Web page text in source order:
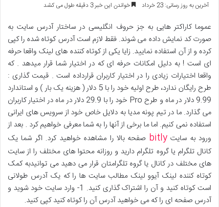
آخرین به روز رسانی: 23 خرداد خواندن این خبر 3 دقیقه طول می کشد
عموما کاراکتر هایی به جز حروف انگلیسی در ساختار آدرس سایت به
صورت کد نمایش داده می شوند. فقط لازم است آدرس کوتاه شده را کپی
کرده و از آن استفاده نمایید. زایا یکی از کوتاه کننده های لینک واقعا حرفه
ای است ! به دلیل امکانات حرفه ای که در اختیار شما قرار میدهد . که
واقعا اختیارات زیادی را در اختیار کاربران قرارداده است . قیمت گذاری :
طرح رایگان ندارد، طرح اولیه خود را با 5 دلار ( هزینه یک بار ) و استاندارد
9.99 دلار در ماه و طرح Pro خود را با 29.9 دلار در ماه در اختیار کاربران
می گذارد. ما در تیم پونه مدیا به دلایل خاص خود از سرویس های ایرانی
استفاده نمی کنیم. اما ما برخی از آنها را به شما معرفی خواهیم کرد . بعد از
ورود به سایتbitly صفحه بالا را مشاهده خواهید کرد. اگر شما یک
کانال تلگرام یا گروه تلگرام دارید و روزانه محتوا های مختلف را از سایت
های مختلف در کانال یا گروه تلگرامتان قرار می دهید می توانیدبه کمک
کوتاه کننده لینک آیوو لینک مطالب سایت ها را که یک آدرس طولانی
است کوتاه کنید و آن را اشتراک گذاری کنید. 1- وارد سایت خود شوید و
آدرس صفحه ای را که می خواهید آدرس آن را کوتاه کنید کپی کنید.